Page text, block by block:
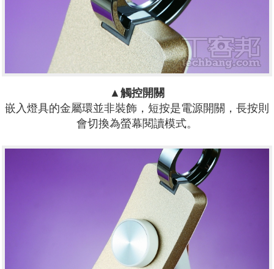
▲觸控開關
嵌入燈具的金屬環並非裝飾，短按是電源開關，長按則
會切換為螢幕閱讀模式。